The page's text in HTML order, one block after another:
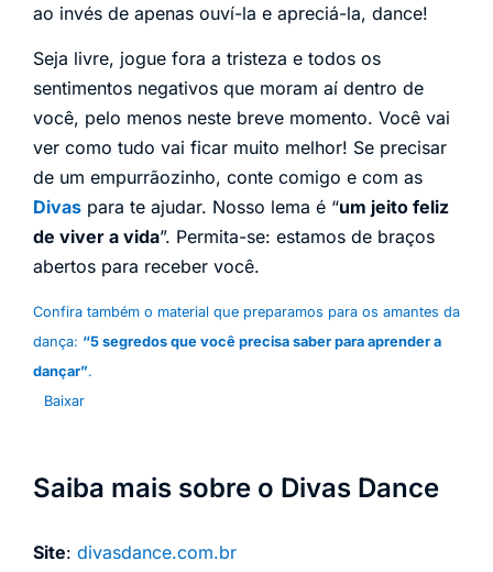
ao invés de apenas ouví-la e apreciá-la, dance!
Seja livre, jogue fora a tristeza e todos os
sentimentos negativos que moram aí dentro de
você, pelo menos neste breve momento. Você vai
ver como tudo vai ficar muito melhor! Se precisar
de um empurrãozinho, conte comigo e com as
Divas para te ajudar. Nosso lema é “um jeito feliz
de viver a vida”. Permita-se: estamos de braços
abertos para receber você.
Confira também o material que preparamos para os amantes da
dança: “5 segredos que você precisa saber para aprender a
dançar”.
Baixar
Saiba mais sobre o Divas Dance
Site: divasdance.com.br